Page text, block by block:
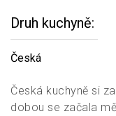
Druh kuchyně
Česká
Česká kuchyně si
dobou se začala